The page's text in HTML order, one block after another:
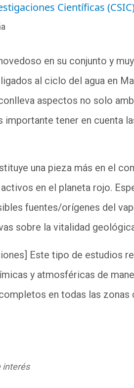
Científicas
en su conjunto y
al ciclo del agua en
aspectos no solo
importante tener en cuenta
una pieza más en el
en el planeta rojo.
fuentes/orígenes del
sobre la vitalidad
Este tipo de estudios
y atmosféricas de
en todas las
interés